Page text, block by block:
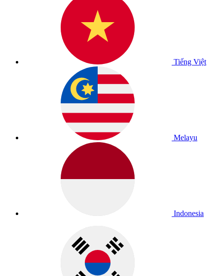
Tiếng Việt
Melayu
Indonesia